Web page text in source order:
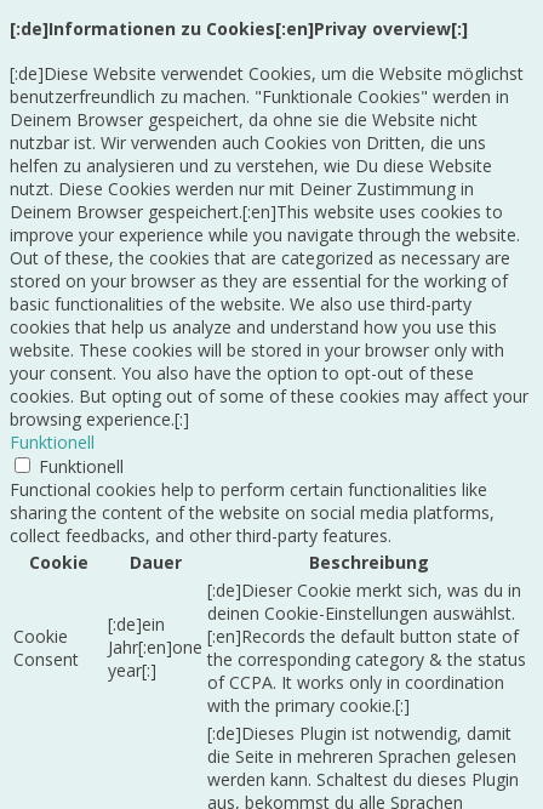
[:de]Informationen zu Cookies[:en]Privay overview[:]
[:de]Diese Website verwendet Cookies, um die Website möglichst
benutzerfreundlich zu machen. "Funktionale Cookies" werden in
Deinem Browser gespeichert, da ohne sie die Website nicht
nutzbar ist. Wir verwenden auch Cookies von Dritten, die uns
helfen zu analysieren und zu verstehen, wie Du diese Website
nutzt. Diese Cookies werden nur mit Deiner Zustimmung in
Deinem Browser gespeichert.[:en]This website uses cookies to
improve your experience while you navigate through the website.
Out of these, the cookies that are categorized as necessary are
stored on your browser as they are essential for the working of
basic functionalities of the website. We also use third-party
cookies that help us analyze and understand how you use this
website. These cookies will be stored in your browser only with
your consent. You also have the option to opt-out of these
cookies. But opting out of some of these cookies may affect your
browsing experience.[:]
Funktionell
Funktionell
Functional cookies help to perform certain functionalities like
sharing the content of the website on social media platforms,
collect feedbacks, and other third-party features.
Cookie
Dauer Beschreibung
Cookie
Consent
[:de]ein
Jahr[:en]one
year[:]
[:de]Dieser Cookie merkt sich, was du in
deinen Cookie-Einstellungen auswählst.
[:en]Records the default button state of
the corresponding category & the status
of CCPA. It works only in coordination
with the primary cookie.[:]
[:de]Dieses Plugin ist notwendig, damit
die Seite in mehreren Sprachen gelesen
werden kann. Schaltest du dieses Plugin
aus, bekommst du alle Sprachen